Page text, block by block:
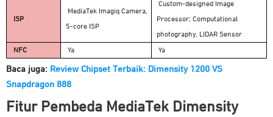
ISP
MediaTek Imagiq Camera,
5-core ISP
Custom-designed Image
Processor; Computational
photography, LIDAR Sensor
NFC Ya Ya
Baca juga: Review Chipset Terbaik: Dimensity 1200 VS
Snapdragon 888
Fitur Pembeda MediaTek Dimensity